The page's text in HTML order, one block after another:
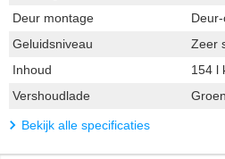
Deur montage
Geluidsniveau
Zeer
Inhoud
154 l
Vershoudlade
Bekijk alle specificaties